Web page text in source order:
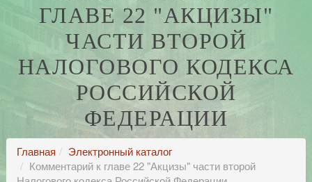
ГЛАВЕ 22 "АКЦИЗЫ"
ЧАСТИ ВТОРОЙ
НАЛОГОВОГО КОДЕКСА
РОССИЙСКОЙ
ФЕДЕРАЦИИ
Главная
Электронный каталог
Комментарий к главе 22 "Акцизы" части второй